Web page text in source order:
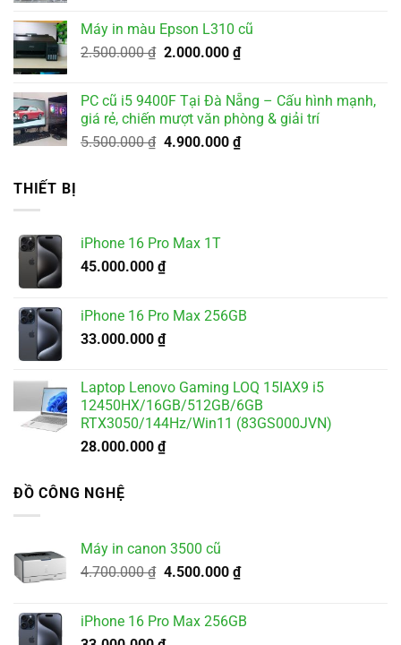
2.000.000 ₫.
tại
là:
1.800.000 ₫.
Máy in màu Epson L310 cũ
2.500.000₫ Giá
2.500.000 ₫.
2.000.000 ₫Giá
tại
là:
2.000.000 ₫.
PC cũ i5 9400F Tại Đà Nẵng – Cấu hình mạnh,
giá rẻ, chiến mượt văn phòng & giải trí
5.500.000₫ Giá
4.900.000 ₫Giá
THIẾT BỊ
iPhone 16 Pro Max 1T
45.000.000 ₫
iPhone 16 Pro Max 256GB
33.000.000 ₫
Laptop Lenovo Gaming LOQ 15IAX9 i5
12450HX/16GB/512GB/6GB
RTX3050/144Hz/Win11 (83GS000JVN)
28.000.000 ₫
ĐỒ CÔNG NGHỆ
Máy in canon 3500 cũ
4.700.000₫ Giá
4.700.000 ₫.
4.500.000 ₫Giá
là:
iPhone 16 Pro Max 256GB